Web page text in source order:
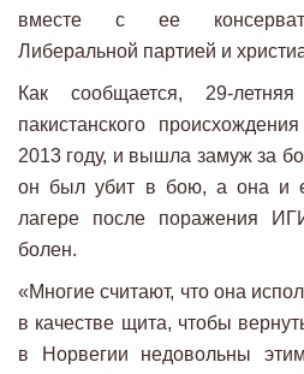
вместе с ее
Либеральной партией и
Как сообщается, 29-
пакистанского
2013 году, и вышла замуж за
он был убит в бою, а она и
лагере после поражения
болен.
«Многие считают, что она
в качестве щита, чтобы
в Норвегии недовольны